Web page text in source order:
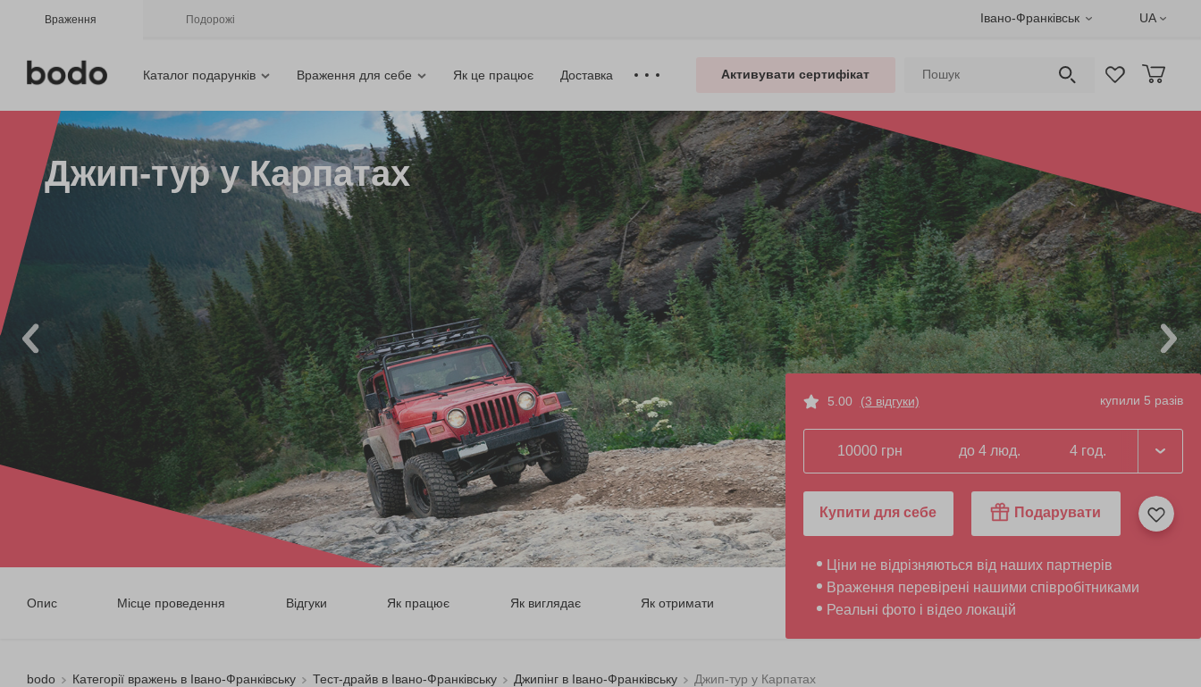
Враження Подорожі Івано-Франківськ UA
Каталог подарунків Враження для себе Як це працює Доставка Активувати сертифікат
Джип-тур у Карпатах
Опис Місце проведення Відгуки Як працює Як виглядає Як отримати
5.00 (3 відгуки) купили 5 разів
10000 грн до 4 люд. 4 год.
Купити для себе Подарувати
Ціни не відрізняються від наших партнерів
Враження перевірені нашими співробітниками
Реальні фото і відео локацій
bodo Категорії вражень в Івано-Франківську Тест-драйв в Івано-Франківську Джипінг в Івано-Франківську Джип-тур у Карпатах